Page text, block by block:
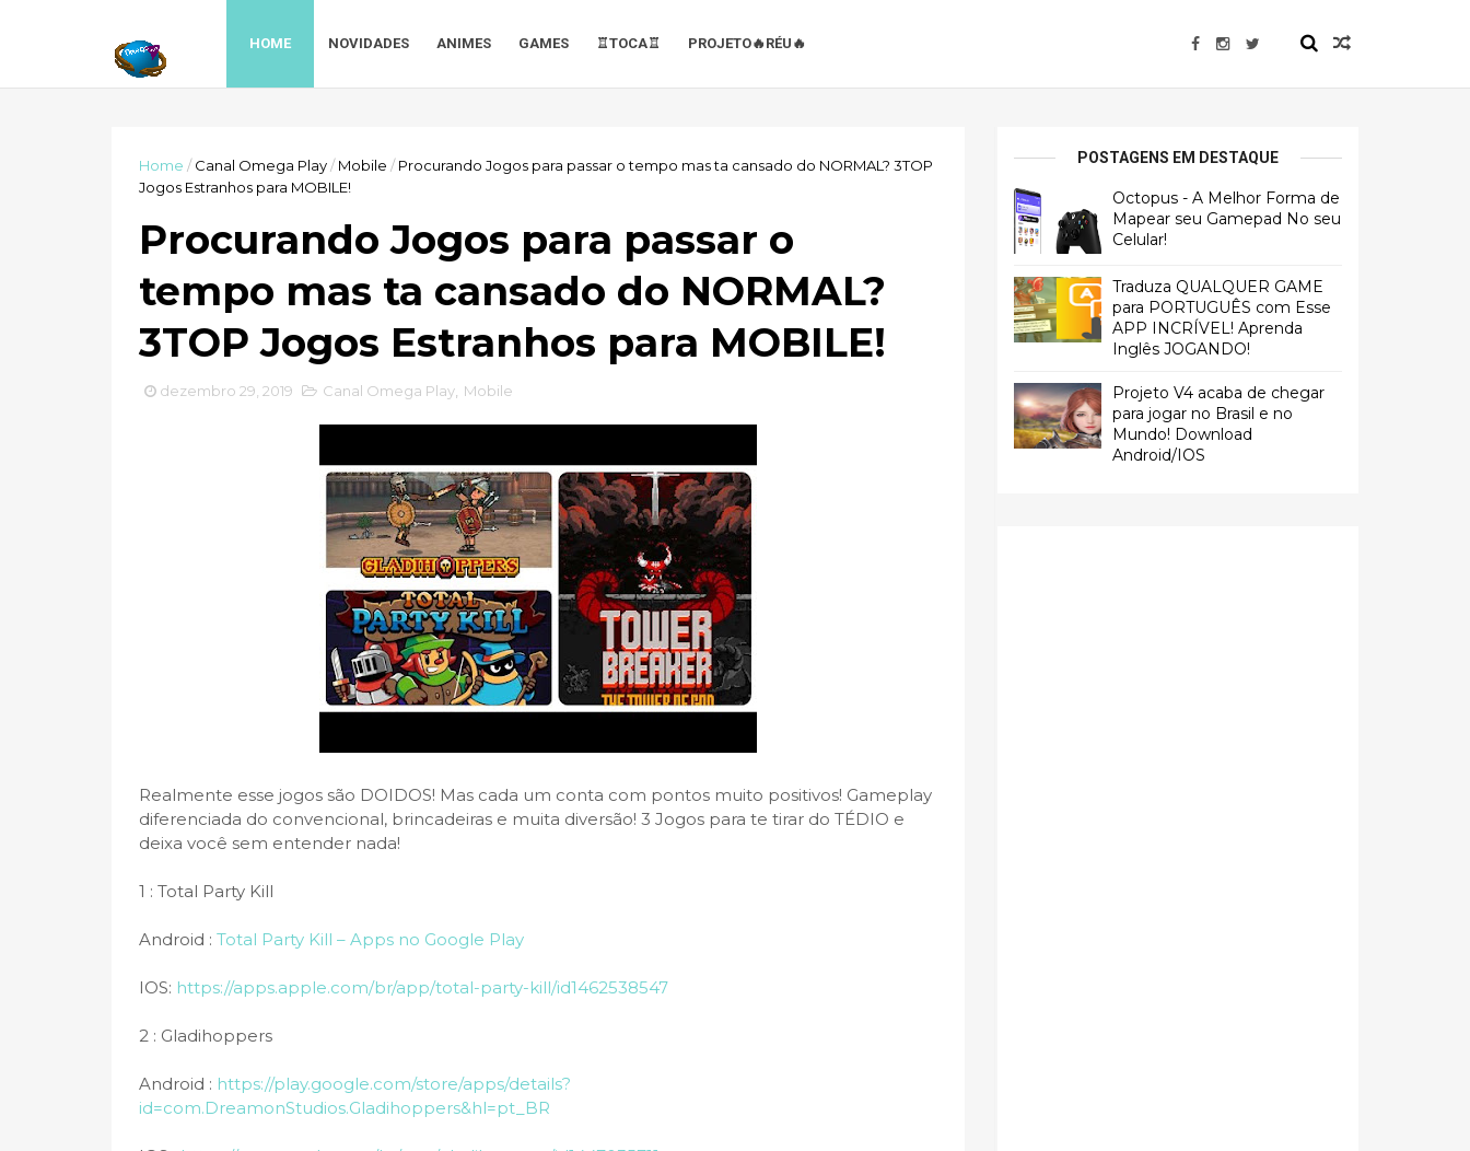
HOME NOVIDADES ANIMES GAMES ♖TOCA♖ PROJETO🔥RÉU🔥
Home / Canal Omega Play/ Mobile / Procurando Jogos para passar o tempo mas ta cansado do NORMAL? 3TOP
Jogos Estranhos para MOBILE!
Procurando Jogos para passar o
tempo mas ta cansado do NORMAL?
3TOP Jogos Estranhos para MOBILE!
dezembro 29, 2019 Canal Omega Play Mobile
Realmente esse jogos são DOIDOS! Mas cada um conta com pontos muito positivos! Gameplay
diferenciada do convencional, brincadeiras e muita diversão! 3 Jogos para te tirar do TÉDIO e
deixa você sem entender nada!
1 : Total Party Kill
Android : Total Party Kill – Apps no Google Play
IOS: https://apps.apple.com/br/app/total-party-kill/id1462538547
2 : Gladihoppers
Android : https://play.google.com/store/apps/details?
id=com.DreamonStudios.Gladihoppers&hl=pt_BR
POSTAGENS EM DESTAQUE
Octopus - A Melhor Forma de
Mapear seu Gamepad No seu
Celular!
Traduza QUALQUER GAME
para PORTUGUÊS com Esse
APP INCRÍVEL! Aprenda
Inglês JOGANDO!
Projeto V4 acaba de chegar
para jogar no Brasil e no
Mundo! Download
Android/IOS